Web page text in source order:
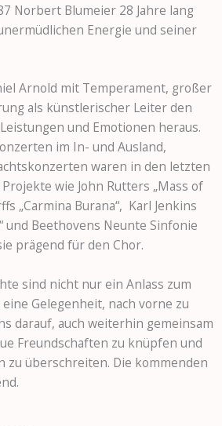
Norbert Blumeier 28 Jahre lang
Energie und seiner
Arnold mit Temperament, großer
als künstlerischer Leiter den
und Emotionen heraus.
im In- und Ausland,
waren in den letzten
wie John Rutters „Mass of
„Carmina Burana“, Karl Jenkins
und Beethovens Neunte Sinfonie
prägend für den Chor.
sind nicht nur ein Anlass zum
Gelegenheit, nach vorne zu
darauf, auch weiterhin gemeinsam
Freundschaften zu knüpfen und
zu überschreiten. Die kommenden